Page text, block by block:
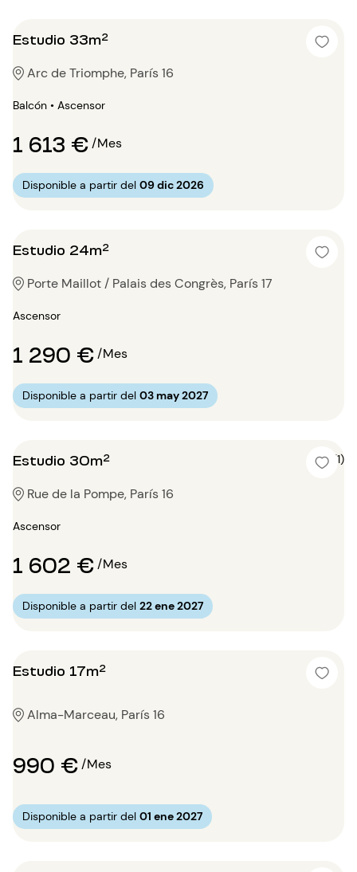
Estudio 33m²
Arc de Triomphe, París 16
Balcón • Ascensor
1 613 €/Mes
Disponible a partir del 09 dic 2026
Estudio 24m²
Porte Maillot / Palais des Congrès, París 17
Ascensor
1 290 €/Mes
Disponible a partir del 03 may 2027
Estudio 30m² 5 (1)
Rue de la Pompe, París 16
Ascensor
1 602 €/Mes
Disponible a partir del 22 ene 2027
Estudio 17m²
Alma-Marceau, París 16
990 €/Mes
Disponible a partir del 01 ene 2027